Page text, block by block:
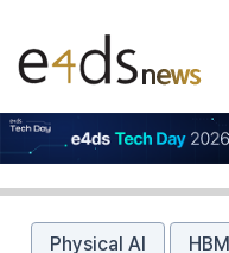
Physical AI HBM